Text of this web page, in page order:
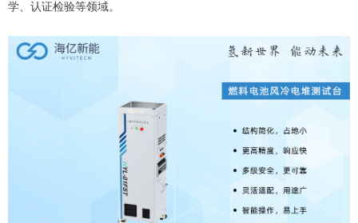
学、认证检验等领域。